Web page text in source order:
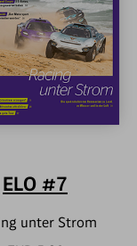
ELO #7
unter Strom